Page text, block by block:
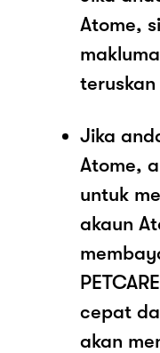
Atome,
Jika
Atome,
untuk
akaun
cepat
akan